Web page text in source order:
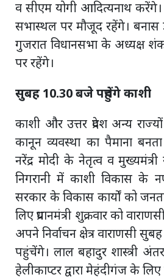
व सीएम योगी आदित्यनाथ करेंगे।
सभास्थल पर मौजूद रहेंगे।
गुजरात विधानसभा के अध्यक्ष
पर रहेंगे।
सुबह 10.30 बजे पहुंचेंगे काशी
काशी और उत्तर प्रदेश अन्य
कानून व्यवस्था का पैमाना बनता
नरेंद्र मोदी के नेतृत्व व
निगरानी में काशी विकास के
सरकार के विकास कार्यों को
लिए प्रधानमंत्री शुक्रवार को
अपने निर्वाचन क्षेत्र वाराणसी
पहुंचेंगे। लाल बहादुर शास्त्री
हेलीकाप्टर द्वारा मेहंदीगंज के